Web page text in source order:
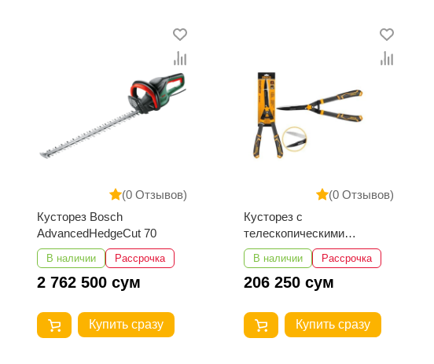
(0 Отзывов)
Кусторез Bosch
AdvancedHedgeCut 70
В наличии Рассрочка
2 762 500 сум
Купить сразу
(0 Отзывов)
Кусторез с
телескопическими
рукоятками INGCO
HHS6306
В наличии Рассрочка
206 250 сум
Купить сразу